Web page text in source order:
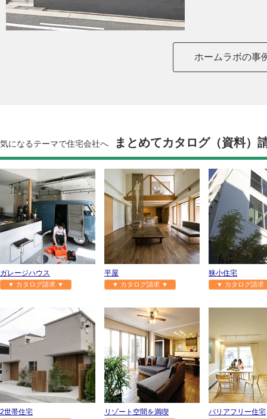
ホームラボの事
気になるテーマで住宅会社へ まとめてカタログ（資料）
ガレージハウス
▼ カタログ請求 ▼
平屋
▼ カタログ請求 ▼
狭小住宅
▼ カタログ請
2世帯住宅
リゾート空間を満喫
バリアフリー住宅